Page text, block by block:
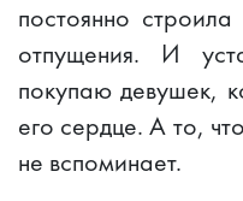
постоянно
отпущения. И
покупаю девушек,
его сердце. А то,
не вспоминает.